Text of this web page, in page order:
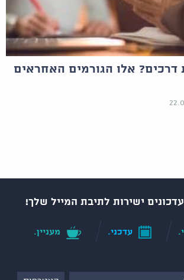
דרכים? אלו הגורמים האחראים
ישירות לתיבת המייל שלך!
עדכני. מעניין.